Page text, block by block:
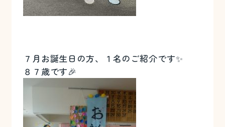
７月お誕生日の方、１名のご紹介です✨
８７歳です🎉